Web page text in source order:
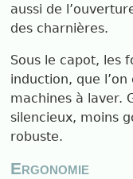
aussi de
des charnières.
Sous le capot, les
induction, que
machines à laver.
silencieux, moins
robuste.
Ergonomie